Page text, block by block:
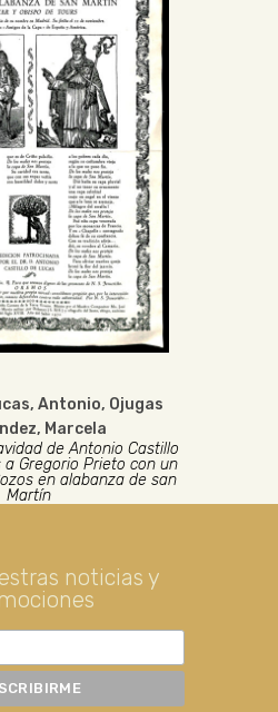
Antonio, Ojugas
Marcela
de Antonio Castillo
a Gregorio Prieto con un
en alabanza de san
Martín
noticias y